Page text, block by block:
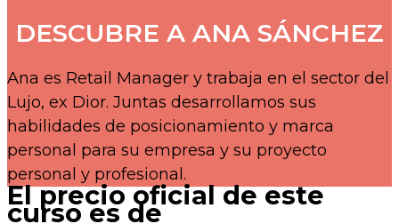
DESCUBRE A ANA SÁNCHEZ
Ana es Retail Manager y trabaja en el sector del
Lujo, ex Dior. Juntas desarrollamos sus
habilidades de posicionamiento y marca
personal para su empresa y su proyecto
personal y profesional.
El precio oficial de este
curso es de